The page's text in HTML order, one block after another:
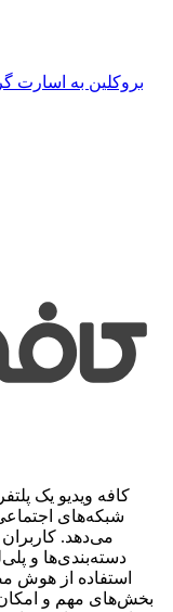
بروکلین به اسارت
کافه ویدیو یک
شبکه‌های
می‌دهد. کاربران
دسته‌بندی‌ها و
استفاده از هوش
بخش‌های مهم و امکان